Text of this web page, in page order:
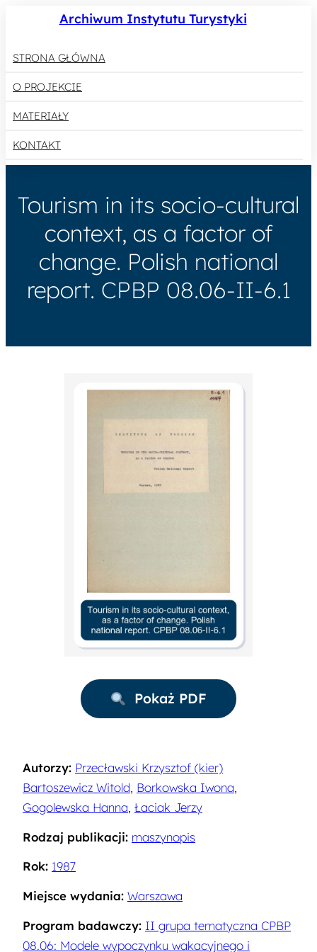
Archiwum Instytutu Turystyki
STRONA GŁÓWNA
O PROJEKCIE
MATERIAŁY
KONTAKT
Tourism in its socio-cultural
context, as a factor of
change. Polish national
report. CPBP 08.06-II-6.1
Pokaż PDF
Autorzy: Przecławski Krzysztof (kier)
Bartoszewicz Witold, Borkowska Iwona,
Gogolewska Hanna, Łaciak Jerzy
Rodzaj publikacji: maszynopis
Rok: 1987
Miejsce wydania: Warszawa
Program badawczy: II grupa tematyczna CPBP
08.06: Modele wypoczynku wakacyjnego i